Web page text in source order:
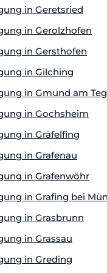
in Geretsried
in Gerolzhofen
in Gersthofen
in Gilching
in Gmund am
in Gochsheim
in Gräfelfing
in Grafenau
in Grafenwöhr
in Grafing bei
in Grasbrunn
in Grassau
in Greding